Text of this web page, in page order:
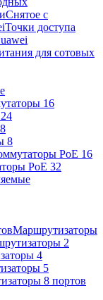
Снятое с
Точки доступа
для сотовых
16
8
PoE 16
PoE 32
Маршрутизаторы
2
4
5
8 портов